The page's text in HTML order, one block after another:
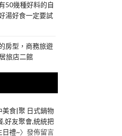
50幾種好料的自
湯好食一定要試
房型，商務旅遊
旅店二館
美食|聚 日式鍋物
,好友聚會,統統把
日禮~〉發佈留言